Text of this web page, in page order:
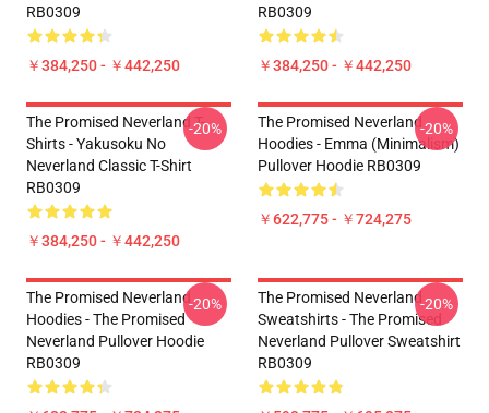
RB0309
￥384,250 - ￥442,250
RB0309
￥384,250 - ￥442,250
The Promised Neverland T-
Shirts - Yakusoku No
Neverland Classic T-Shirt
RB0309
￥384,250 - ￥442,250
-20%
The Promised Neverland
Hoodies - Emma (Minimalism)
Pullover Hoodie RB0309
￥622,775 - ￥724,275
-20%
The Promised Neverland
Hoodies - The Promised
Neverland Pullover Hoodie
RB0309
-20%
The Promised Neverland
Sweatshirts - The Promised
Neverland Pullover Sweatshirt
RB0309
-20%